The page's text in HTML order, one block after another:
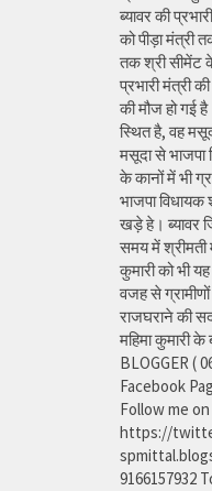
ब्यावर की
को पीड़ा मंत्री
तक श्री सीमेंट के
प्रभारी मंत्री
की मौज हो गई
स्थित है, वह
मसूदा से भाजपा
के कानों में भी
भाजपा विधायक
खड़े हे। ब्यावर
समय में श्रीमती
कुमारी को भी
वजह से ग्रामीणों
राजघराने की
महिमा कुमारी
BLOGGER (
Facebook
Follow me
https://
9166157932